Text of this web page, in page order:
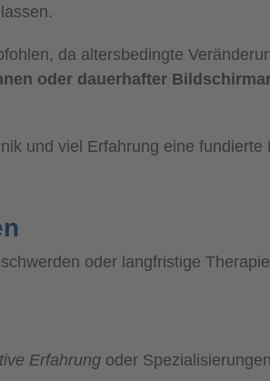
da altersbedingte
oder dauerhafter
und viel Erfahrung eine fundierte
oder langfristige
Erfahrung oder